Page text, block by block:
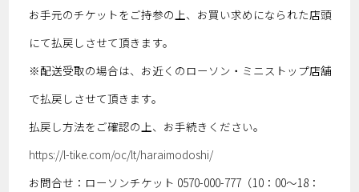
お手元のチケットをご持参の上、お買い求めになられた店頭
にて払戻しさせて頂きます。
※配送受取の場合は、お近くのローソン・ミニストップ店舗
で払戻しさせて頂きます。
払戻し方法をご確認の上、お手続きください。
https://l-tike.com/oc/lt/haraimodoshi/
お問合せ：ローソンチケット 0570-000-777（10：00～18：